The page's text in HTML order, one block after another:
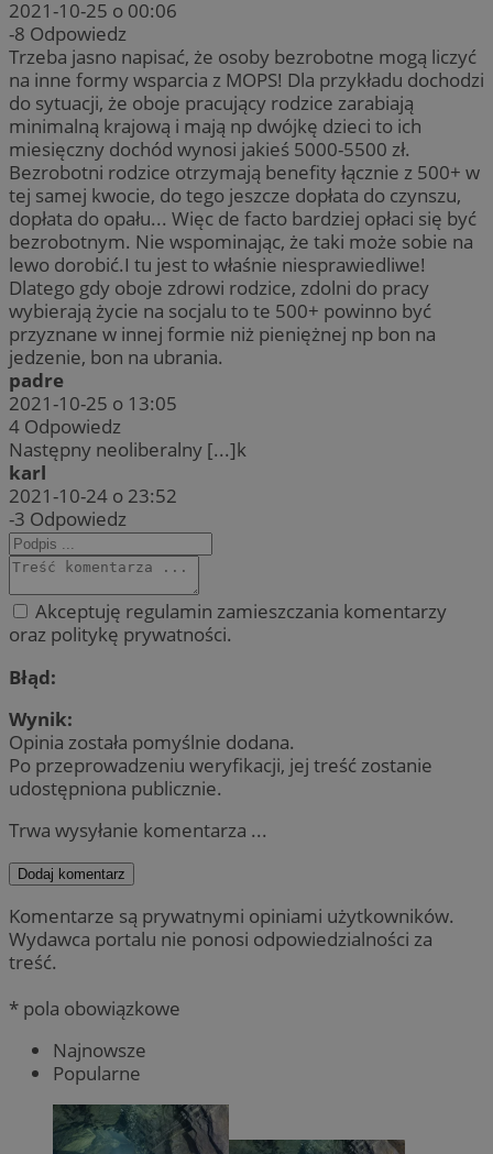
2021-10-25 o 00:06
-8 Odpowiedz
Trzeba jasno napisać, że osoby bezrobotne mogą liczyć
na inne formy wsparcia z MOPS! Dla przykładu dochodzi
do sytuacji, że oboje pracujący rodzice zarabiają
minimalną krajową i mają np dwójkę dzieci to ich
miesięczny dochód wynosi jakieś 5000-5500 zł.
Bezrobotni rodzice otrzymają benefity łącznie z 500+ w
tej samej kwocie, do tego jeszcze dopłata do czynszu,
dopłata do opału... Więc de facto bardziej opłaci się być
bezrobotnym. Nie wspominając, że taki może sobie na
lewo dorobić.I tu jest to właśnie niesprawiedliwe!
Dlatego gdy oboje zdrowi rodzice, zdolni do pracy
wybierają życie na socjalu to te 500+ powinno być
przyznane w innej formie niż pieniężnej np bon na
jedzenie, bon na ubrania.
padre
2021-10-25 o 13:05
4 Odpowiedz
Następny neoliberalny [...]k
karl
2021-10-24 o 23:52
-3 Odpowiedz
Akceptuję regulamin zamieszczania komentarzy
oraz politykę prywatności.
Błąd:
Wynik:
Opinia została pomyślnie dodana.
Po przeprowadzeniu weryfikacji, jej treść zostanie
udostępniona publicznie.
Trwa wysyłanie komentarza ...
Dodaj komentarz
Komentarze są prywatnymi opiniami użytkowników.
Wydawca portalu nie ponosi odpowiedzialności za
treść.
* pola obowiązkowe
Najnowsze
Popularne